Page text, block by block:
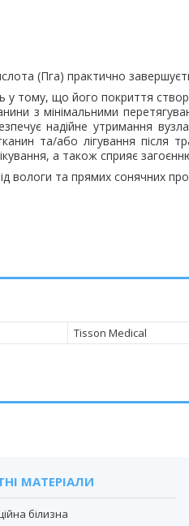
(Пга) практично
у тому, що його покриття
з мінімальними
надійне утримання
та/або лігування після
а також сприяє
вологи та прямих сонячних
Tisson Medical
МАТЕРІАЛИ
білизна